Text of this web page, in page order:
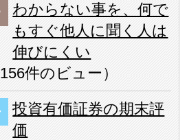
わからない事を、何で
もすぐ他人に聞く人は
伸びにくい
156件のビュー ）
投資有価証券の期末評
価